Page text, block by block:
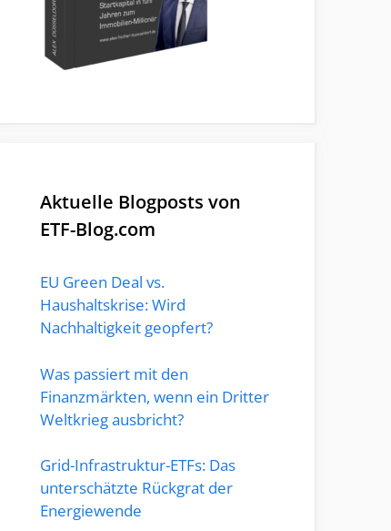
Aktuelle Blogposts von
ETF-Blog.com
EU Green Deal vs.
Haushaltskrise: Wird
Nachhaltigkeit geopfert?
Was passiert mit den
Finanzmärkten, wenn ein Dritter
Weltkrieg ausbricht?
Grid-Infrastruktur-ETFs: Das
unterschätzte Rückgrat der
Energiewende